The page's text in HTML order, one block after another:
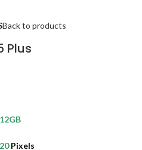
Back to products
Plus
Pixels